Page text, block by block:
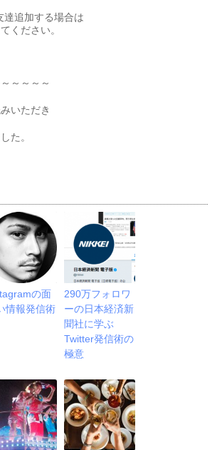
達追加する場合は
ください。
～～～～
いただき
た。
の面
情報発信術
290万フォロワ
ーの日本経済新
聞社に学ぶ
Twitter発信術の
極意